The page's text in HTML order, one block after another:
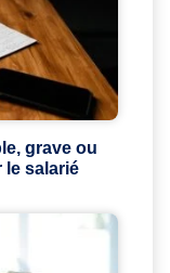
grave ou
le salarié